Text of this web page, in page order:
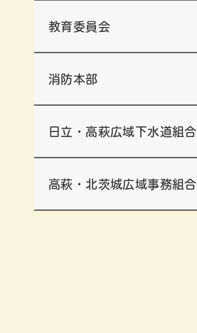
教育委員会
消防本部
日立・高萩広域下水道組合
高萩・北茨城広域事務組合